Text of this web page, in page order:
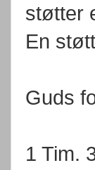
støtter
En
Guds
1 Tim.